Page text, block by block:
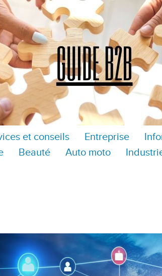
et conseils Entreprise
Beauté Auto moto